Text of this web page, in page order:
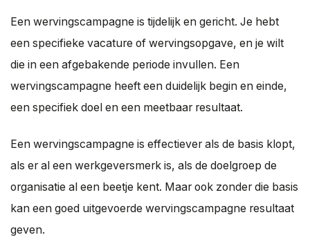
Een wervingscampagne is tijdelijk en gericht. Je hebt
een specifieke vacature of wervingsopgave, en je wilt
die in een afgebakende periode invullen. Een
wervingscampagne heeft een duidelijk begin en einde,
een specifiek doel en een meetbaar resultaat.
Een wervingscampagne is effectiever als de basis klopt,
als er al een werkgeversmerk is, als de doelgroep de
organisatie al een beetje kent. Maar ook zonder die basis
kan een goed uitgevoerde wervingscampagne resultaat
geven.